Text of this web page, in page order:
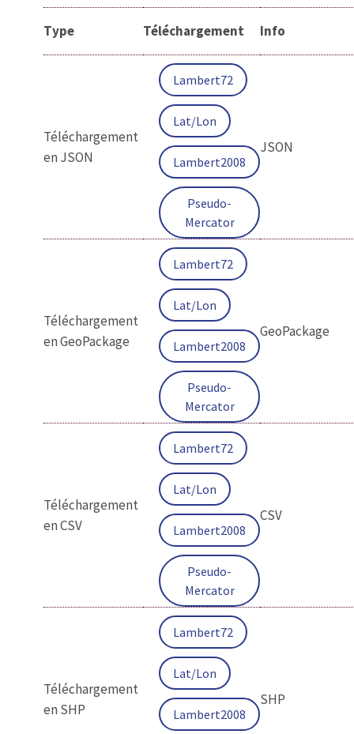
Type Téléchargement Info
Téléchargement
en JSON
Lambert72
Lat/Lon
Lambert2008
Pseudo-
Mercator
JSON
Téléchargement
en GeoPackage
Lambert72
Lat/Lon
Lambert2008
Pseudo-
Mercator
GeoPackage
Téléchargement
en CSV
Lambert72
Lat/Lon
Lambert2008
Pseudo-
Mercator
CSV
Téléchargement
en SHP
Lambert72
Lat/Lon
Lambert2008
SHP